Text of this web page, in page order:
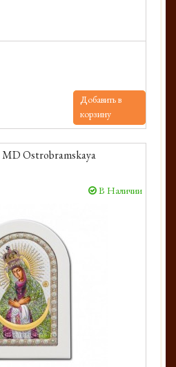
Добавить в
корзину
MD Ostrobramskaya
В Наличии